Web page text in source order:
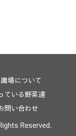
場について
ている野菜達
問い合わせ
Reserved.